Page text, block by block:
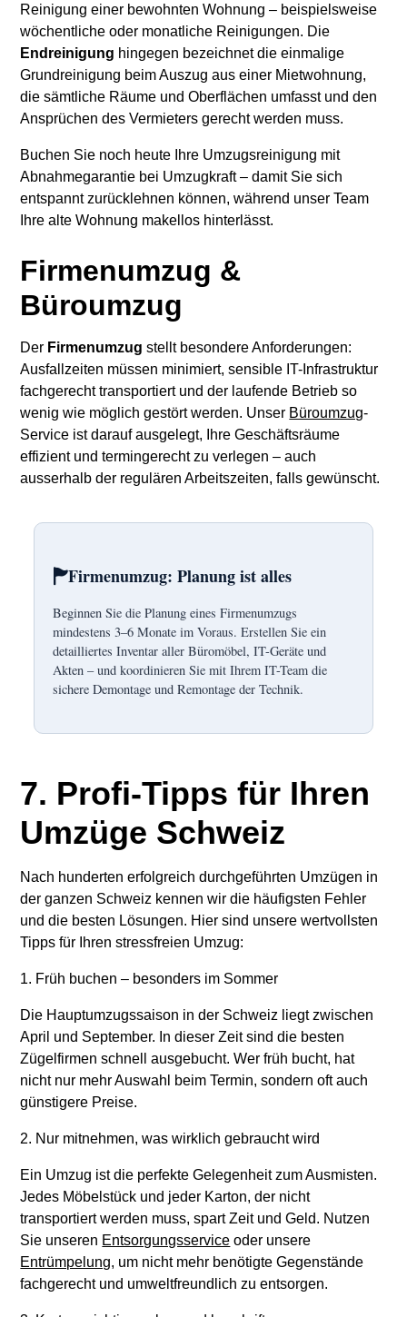
Reinigung einer bewohnten Wohnung – beispielsweise
wöchentliche oder monatliche Reinigungen. Die
Endreinigung hingegen bezeichnet die einmalige
Grundreinigung beim Auszug aus einer Mietwohnung,
die sämtliche Räume und Oberflächen umfasst und den
Ansprüchen des Vermieters gerecht werden muss.
Buchen Sie noch heute Ihre Umzugsreinigung mit
Abnahmegarantie bei Umzugkraft – damit Sie sich
entspannt zurücklehnen können, während unser Team
Ihre alte Wohnung makellos hinterlässt.
Firmenumzug &
Büroumzug
Der Firmenumzug stellt besondere Anforderungen:
Ausfallzeiten müssen minimiert, sensible IT-Infrastruktur
fachgerecht transportiert und der laufende Betrieb so
wenig wie möglich gestört werden. Unser Büroumzug-
Service ist darauf ausgelegt, Ihre Geschäftsräume
effizient und termingerecht zu verlegen – auch
ausserhalb der regulären Arbeitszeiten, falls gewünscht.
🏲Firmenumzug: Planung ist alles
Beginnen Sie die Planung eines Firmenumzugs
mindestens 3–6 Monate im Voraus. Erstellen Sie ein
detailliertes Inventar aller Büromöbel, IT-Geräte und
Akten – und koordinieren Sie mit Ihrem IT-Team die
sichere Demontage und Remontage der Technik.
7. Profi-Tipps für Ihren
Umzüge Schweiz
Nach hunderten erfolgreich durchgeführten Umzügen in
der ganzen Schweiz kennen wir die häufigsten Fehler
und die besten Lösungen. Hier sind unsere wertvollsten
Tipps für Ihren stressfreien Umzug:
1. Früh buchen – besonders im Sommer
Die Hauptumzugssaison in der Schweiz liegt zwischen
April und September. In dieser Zeit sind die besten
Zügelfirmen schnell ausgebucht. Wer früh bucht, hat
nicht nur mehr Auswahl beim Termin, sondern oft auch
günstigere Preise.
2. Nur mitnehmen, was wirklich gebraucht wird
Ein Umzug ist die perfekte Gelegenheit zum Ausmisten.
Jedes Möbelstück und jeder Karton, der nicht
transportiert werden muss, spart Zeit und Geld. Nutzen
Sie unseren Entsorgungsservice oder unsere
Entrümpelung, um nicht mehr benötigte Gegenstände
fachgerecht und umweltfreundlich zu entsorgen.